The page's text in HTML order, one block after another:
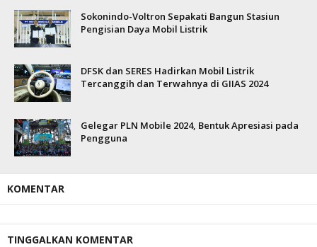
Sokonindo-Voltron Sepakati Bangun Stasiun
Pengisian Daya Mobil Listrik
DFSK dan SERES Hadirkan Mobil Listrik
Tercanggih dan Terwahnya di GIIAS 2024
Gelegar PLN Mobile 2024, Bentuk Apresiasi pada
Pengguna
KOMENTAR
TINGGALKAN KOMENTAR